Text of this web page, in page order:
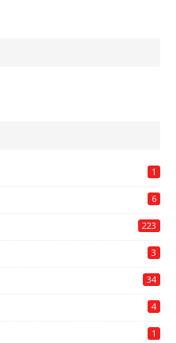
1
6
223
3
34
4
1